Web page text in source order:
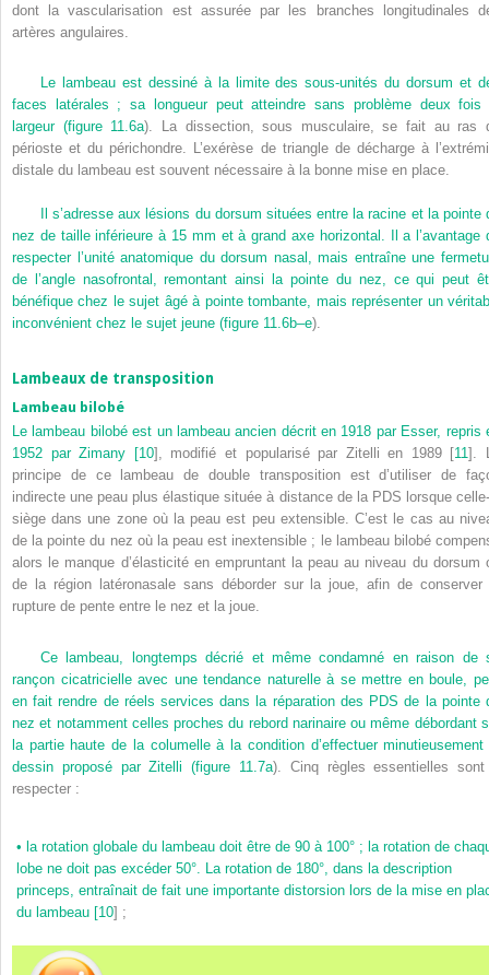
dont la vascularisation est assurée par les branches longitudinales
artères angulaires.
Le lambeau est dessiné à la limite des sous-unités du dorsum et
faces latérales ; sa longueur peut atteindre sans problème deux fois
largeur (figure 11.6a). La dissection, sous musculaire, se fait au ras
périoste et du périchondre. L’exérèse de triangle de décharge à
distale du lambeau est souvent nécessaire à la bonne mise en place.
Il s’adresse aux lésions du dorsum situées entre la racine et la pointe
nez de taille inférieure à 15 mm et à grand axe horizontal. Il a l’avantage
respecter l’unité anatomique du dorsum nasal, mais entraîne une
de l’angle nasofrontal, remontant ainsi la pointe du nez, ce qui peut
bénéfique chez le sujet âgé à pointe tombante, mais représenter un
inconvénient chez le sujet jeune (figure 11.6b–e).
Lambeaux de transposition
Lambeau bilobé
Le lambeau bilobé est un lambeau ancien décrit en 1918 par Esser, repris
1952 par Zimany [10], modifié et popularisé par Zitelli en 1989 [11].
principe de ce lambeau de double transposition est d’utiliser de
indirecte une peau plus élastique située à distance de la PDS lorsque
siège dans une zone où la peau est peu extensible. C’est le cas au
de la pointe du nez où la peau est inextensible ; le lambeau bilobé
alors le manque d’élasticité en empruntant la peau au niveau du dorsum
de la région latéronasale sans déborder sur la joue, afin de conserver
rupture de pente entre le nez et la joue.
Ce lambeau, longtemps décrié et même condamné en raison de
rançon cicatricielle avec une tendance naturelle à se mettre en boule,
en fait rendre de réels services dans la réparation des PDS de la pointe
nez et notamment celles proches du rebord narinaire ou même débordant
la partie haute de la columelle à la condition d’effectuer minutieusement
dessin proposé par Zitelli (figure 11.7a). Cinq règles essentielles
respecter :
• la rotation globale du lambeau doit être de 90 à 100° ; la rotation de
lobe ne doit pas excéder 50°. La rotation de 180°, dans la description
princeps, entraînait de fait une importante distorsion lors de la mise en
du lambeau [10] ;